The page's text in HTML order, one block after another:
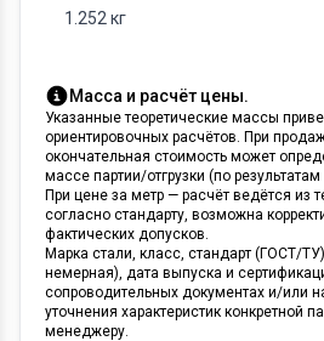
1.252 кг
Масса и расчёт цены.
Указанные теоретические массы
ориентировочных расчётов. При
окончательная стоимость может
массе партии/отгрузки (по
При цене за метр — расчёт ведётся из
согласно стандарту, возможна
фактических допусков.
Марка стали, класс, стандарт (ГОСТ/
немерная), дата выпуска и
сопроводительных документах и/или
уточнения характеристик конкретной
менеджеру.